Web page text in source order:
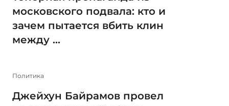
московского подвала: кто и
зачем пытается вбить клин
между ...
Политика
Джейхун Байрамов провел